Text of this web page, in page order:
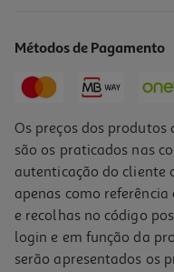
Métodos de Pagamento
Os preços dos
são os praticados nas
autenticação do cliente
apenas como
e recolhas no código
login e em função da
serão apresentados os